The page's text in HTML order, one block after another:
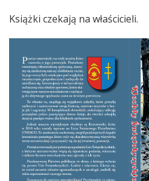
Książki czekają na właścicieli.